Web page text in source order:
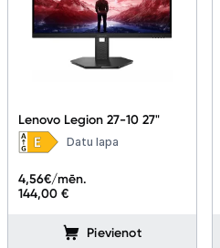
Lenovo Legion 27-10 27"
Datu lapa
144,00 €
4,56€/mēn.
Pievienot